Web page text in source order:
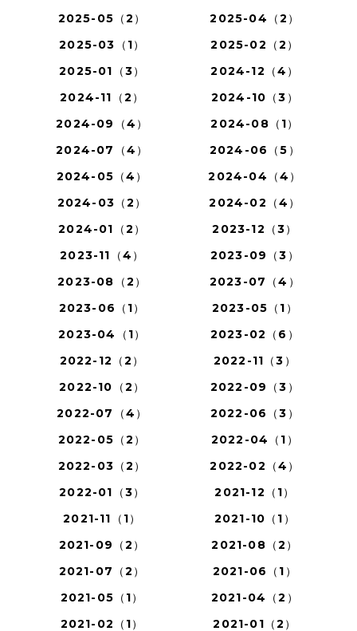
2025-05（2）
2025-04（2）
2025-03（1）
2025-02（2）
2025-01（3）
2024-12（4）
2024-11（2）
2024-10（3）
2024-09（4）
2024-08（1）
2024-07（4）
2024-06（5）
2024-05（4）
2024-04（4）
2024-03（2）
2024-02（4）
2024-01（2）
2023-12（3）
2023-11（4）
2023-09（3）
2023-08（2）
2023-07（4）
2023-06（1）
2023-05（1）
2023-04（1）
2023-02（6）
2022-12（2）
2022-11（3）
2022-10（2）
2022-09（3）
2022-07（4）
2022-06（3）
2022-05（2）
2022-04（1）
2022-03（2）
2022-02（4）
2022-01（3）
2021-12（1）
2021-11（1）
2021-10（1）
2021-09（2）
2021-08（2）
2021-07（2）
2021-06（1）
2021-05（1）
2021-04（2）
2021-02（1）
2021-01（2）